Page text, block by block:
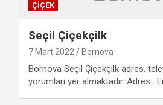
ÇIÇEK
Seçil Çiçekçilk
7 Mart 2022 Bornova
Bornova Seçil Çiçekçilk adres,
yorumları yer almaktadır. Adres :